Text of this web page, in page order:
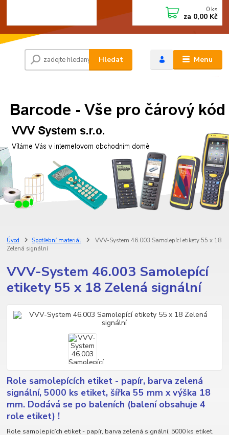
Menu
Hledat
0 ks
za 0,00 Kč
Úvod Spotřební materiál
VVV-System 46.003 Samolepící etikety 55 x 18
Zelená signální
VVV-System 46.003 Samolepící
etikety 55 x 18 Zelená signální
Role samolepících etiket - papír, barva zelená
signální, 5000 ks etiket, šířka 55 mm x výška 18
mm. Dodává se po baleních (balení obsahuje 4
role etiket) !
Role samolepících etiket - papír, barva zelená signální, 5000 ks etiket,